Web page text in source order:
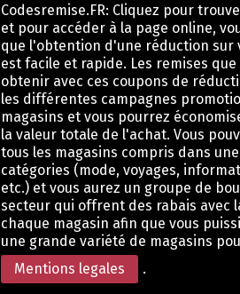
Codesremise.FR: Cliquez pour
et pour accéder à la page online,
que l'obtention d'une réduction sur
est facile et rapide. Les remises que
obtenir avec ces coupons de
les différentes campagnes
magasins et vous pourrez
la valeur totale de l'achat. Vous
tous les magasins compris dans
catégories (mode, voyages,
etc.) et vous aurez un groupe de
secteur qui offrent des rabais avec
chaque magasin afin que vous
une grande variété de magasins
Mentions legales
.